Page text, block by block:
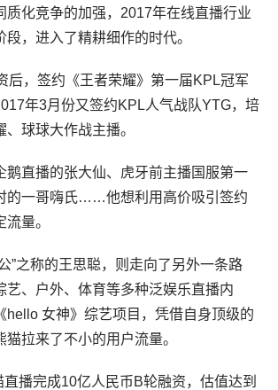
质化竞争的加强，2017年在线直播行业
，进入了精耕细作的时代。
后，签约《王者荣耀》第一届KPL冠军
年3月份又签约KPL人气战队YTG，培
球球大作战主播。
鹅直播的张大仙、虎牙前主播国服第一
的一哥嗨氏……他想利用高价吸引签约
量。
”之称的王思聪，则走向了另外一条路
、户外、体育等多种泛娱乐直播内
hello 女神》综艺项目，凭借自身顶级的
拉来了不小的用户流量。
播完成10亿人民币B轮融资，估值达到